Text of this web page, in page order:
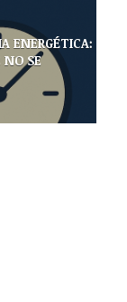
ENERGÉTICA:
NO SE